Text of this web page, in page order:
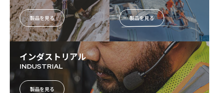
製品を見る 製品を見る
インダストリアル
INDUSTRIAL
製品を見る